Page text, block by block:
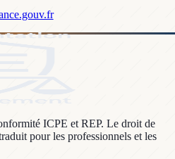
ICPE et REP. Le droit de
pour les professionnels et les